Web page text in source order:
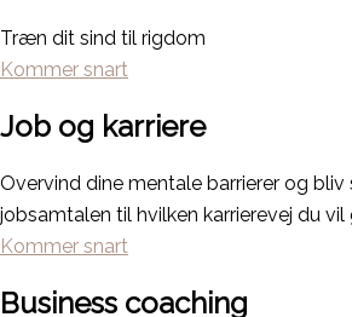
Træn dit sind til rigdom
Kommer snart
Job og karriere
Overvind dine mentale barrierer og bliv
jobsamtalen til hvilken karrierevej du vil
Kommer snart
Business coaching